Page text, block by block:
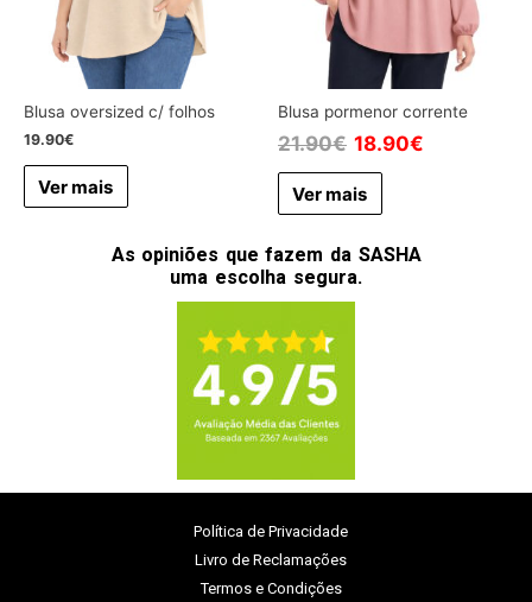
Blusa oversized c/ folhos
19.90€
Ver mais
Blusa pormenor corrente
21.90€ 18.90€
Ver mais
As opiniões que fazem da SASHA
uma escolha segura.
Política de Privacidade
Livro de Reclamações
Termos e Condições